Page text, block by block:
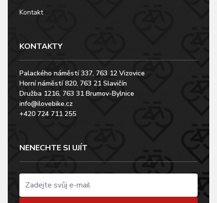
Kontakt
KONTAKTY
Palackého náměstí 337, 763 12 Vizovice
Horní náměstí 820, 763 21 Slavičín
Družba 1216, 763 31 Brumov-Bylnice
info@ilovebike.cz
+420 724 711 255
NENECHTE SI UJÍT